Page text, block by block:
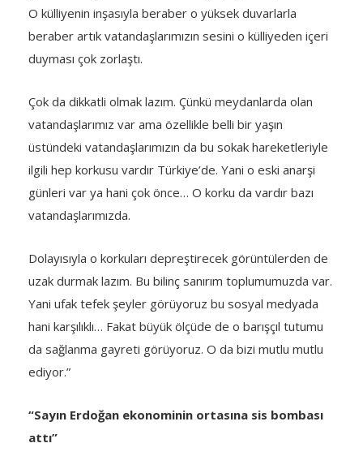
O külliyenin inşasıyla beraber o yüksek duvarlarla
beraber artık vatandaşlarımızın sesini o külliyeden içeri
duyması çok zorlaştı.
Çok da dikkatli olmak lazım. Çünkü meydanlarda olan
vatandaşlarımız var ama özellikle belli bir yaşın
üstündeki vatandaşlarımızın da bu sokak hareketleriyle
ilgili hep korkusu vardır Türkiye’de. Yani o eski anarşi
günleri var ya hani çok önce… O korku da vardır bazı
vatandaşlarımızda.
Dolayısıyla o korkuları depreştirecek görüntülerden de
uzak durmak lazım. Bu bilinç sanırım toplumumuzda var.
Yani ufak tefek şeyler görüyoruz bu sosyal medyada
hani karşılıklı… Fakat büyük ölçüde de o barışçıl tutumu
da sağlanma gayreti görüyoruz. O da bizi mutlu mutlu
ediyor.”
“Sayın Erdoğan ekonominin ortasına sis bombası
attı”